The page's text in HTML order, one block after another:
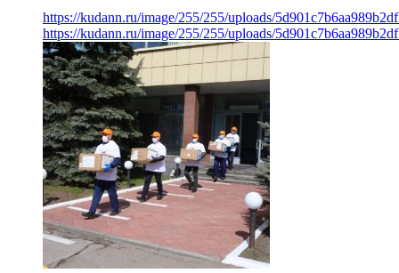
https://kudann.ru/image/255/255/uploads/
https://kudann.ru/image/255/255/uploads/